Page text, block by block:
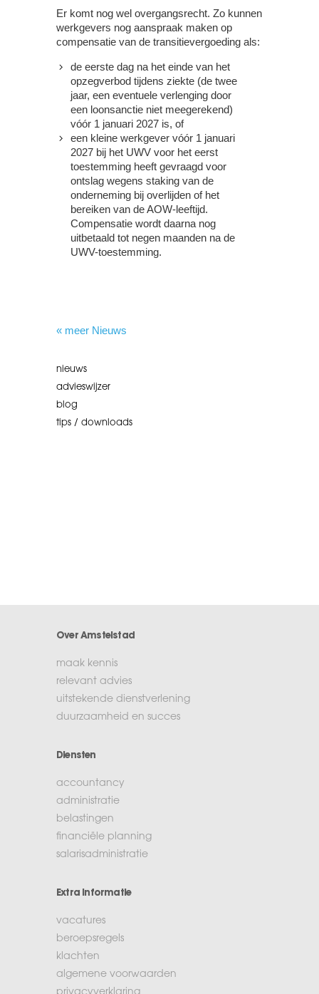
Er komt nog wel overgangsrecht. Zo kunnen
werkgevers nog aanspraak maken op
compensatie van de transitievergoeding als:
de eerste dag na het einde van het
opzegverbod tijdens ziekte (de twee
jaar, een eventuele verlenging door
een loonsanctie niet meegerekend)
vóór 1 januari 2027 is, of
een kleine werkgever vóór 1 januari
2027 bij het UWV voor het eerst
toestemming heeft gevraagd voor
ontslag wegens staking van de
onderneming bij overlijden of het
bereiken van de AOW-leeftijd.
Compensatie wordt daarna nog
uitbetaald tot negen maanden na de
UWV-toestemming.
« meer Nieuws
nieuws
advieswijzer
blog
tips / downloads
Over Amstelstad
maak kennis
relevant advies
uitstekende dienstverlening
duurzaamheid en succes
Diensten
accountancy
administratie
belastingen
financiële planning
salarisadministratie
Extra informatie
vacatures
beroepsregels
klachten
algemene voorwaarden